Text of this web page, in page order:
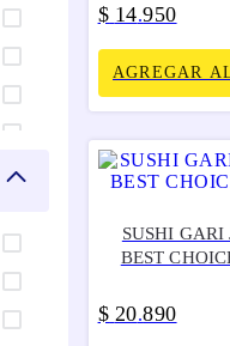
$ 14.950
AGREGAR
SUSHI GARI
BEST
$ 20.890